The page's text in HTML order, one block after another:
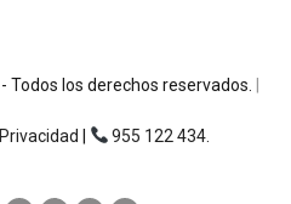
- Todos los derechos reservados.
Privacidad 955 122 434